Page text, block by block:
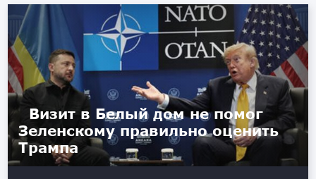
Визит в Белый дом не помог
Зеленскому правильно оценить
Трампа